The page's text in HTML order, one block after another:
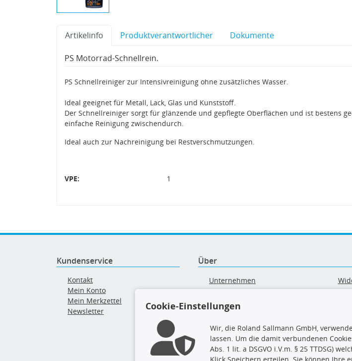
Artikelinfo Produktverantwortlicher Dokumente
PS Motorrad-Schnellrein.
PS Schnellreiniger zur Intensivreinigung ohne zusätzliches Wasser.
Ideal geeignet für Metall, Lack, Glas und Kunststoff.
Der Schnellreiniger sorgt für glänzende und gepflegte Oberflächen und ist bestens
einfache Reinigung zwischendurch.
Ideal auch zur Nachreinigung bei Restverschmutzungen.
VPE: 1
Kundenservice
Kontakt
Mein Konto
Mein Merkzettel
Newsletter
Über
Unternehmen
AGB
Versand & Zahlung
Altgeräte-/ Batterieentsorgung
Cookie-Einstellungen
Wir, die Roland Sallmann GmbH,
lassen. Um die damit verbundenen
Abs. 1 lit. a DSGVO i.V.m. § 25 TTDSG)